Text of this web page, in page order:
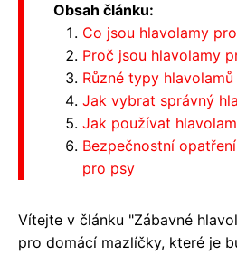
Obsah článku:
Co jsou hlavolamy
Proč jsou hlavolamy
Různé typy
Jak vybrat správný
Jak používat
Bezpečnostní
pro psy
Vítejte v článku "Zábavné
pro domácí mazlíčky, které je